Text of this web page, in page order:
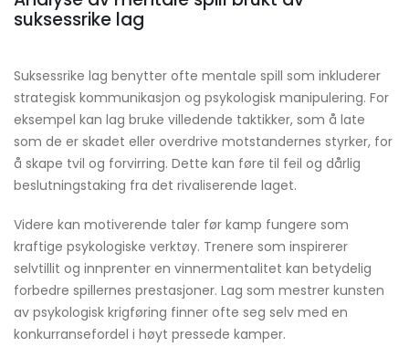
suksessrike lag
Suksessrike lag benytter ofte mentale spill som inkluderer
strategisk kommunikasjon og psykologisk manipulering. For
eksempel kan lag bruke villedende taktikker, som å late
som de er skadet eller overdrive motstandernes styrker, for
å skape tvil og forvirring. Dette kan føre til feil og dårlig
beslutningstaking fra det rivaliserende laget.
Videre kan motiverende taler før kamp fungere som
kraftige psykologiske verktøy. Trenere som inspirerer
selvtillit og innprenter en vinnermentalitet kan betydelig
forbedre spillernes prestasjoner. Lag som mestrer kunsten
av psykologisk krigføring finner ofte seg selv med en
konkurransefordel i høyt pressede kamper.